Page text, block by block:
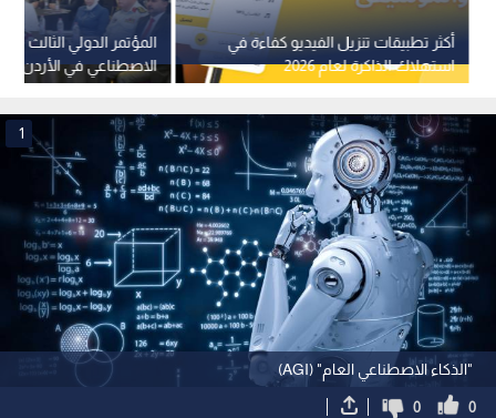
المؤتمر الدولي الثالث
الاصطناعي في الأردن
بحثية ومحاضرات عالمية
أكثر تطبيقات تنزيل الفيديو كفاءة في
استهلاك الذاكرة لعام 2026
"الذكاء الاصطناعي العام" (AGI)
1
0
0